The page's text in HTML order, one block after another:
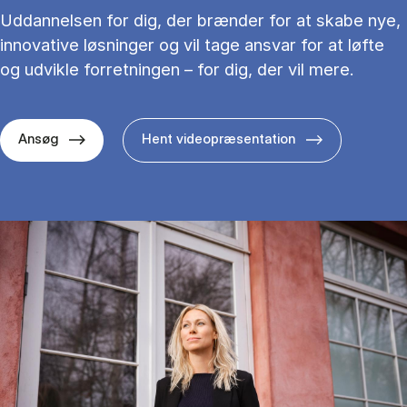
Uddannelsen for dig, der brænder for at skabe nye,
innovative løsninger og vil tage ansvar for at løfte
og udvikle forretningen – for dig, der vil mere.
Ansøg Hent videopræsentation